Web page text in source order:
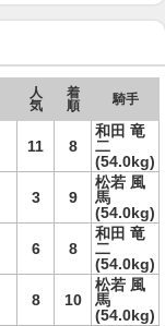
人
気
着
順
騎手
11 8
和田 竜
二
(54.0kg)
3 9
松若 風
馬
(54.0kg)
6 8
和田 竜
二
(54.0kg)
8 10
松若 風
馬
(54.0kg)